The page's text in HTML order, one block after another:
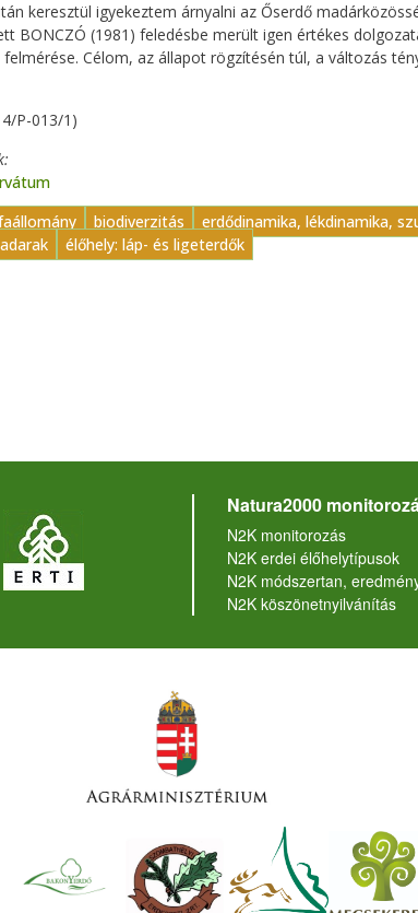
keresztül igyekeztem árnyalni az Őserdő
BONCZÓ (1981) feledésbe merült igen értékes
Célom, az állapot rögzítésén túl, a változás
P-013/1)
biodiverzitás erdődinamika, lékdinamika,
élőhely: láp- és ligeterdők
Natura2000
N2K monitorozás
N2K erdei élőhelytípusok
N2K módszertan,
N2K köszönetnyilvánítás